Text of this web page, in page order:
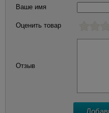
Ваше имя
Оценить товар
Отзыв